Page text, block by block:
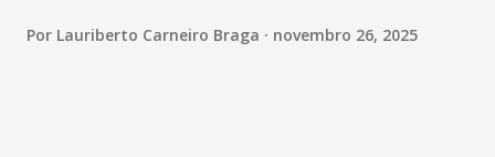
Por Lauriberto Carneiro Braga novembro 26, 2025